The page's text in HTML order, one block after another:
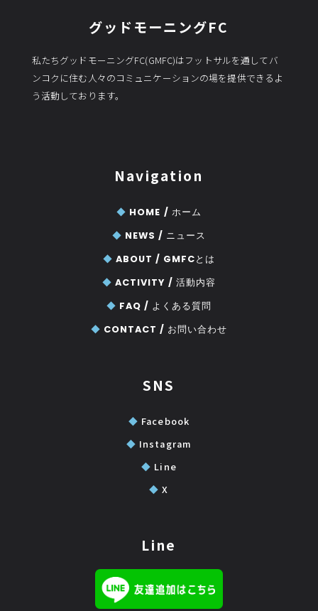
グッドモーニングFC
私たちグッドモーニングFC(GMFC)はフットサルを通してバ
ンコクに住む人々のコミュニケーションの場を提供できるよ
う活動しております。
Navigation
◆ HOME / ホーム
◆ NEWS / ニュース
◆ ABOUT / GMFCとは
◆ ACTIVITY / 活動内容
◆ FAQ / よくある質問
◆ CONTACT / お問い合わせ
SNS
◆ Facebook
◆ Instagram
◆ Line
◆ X
Line